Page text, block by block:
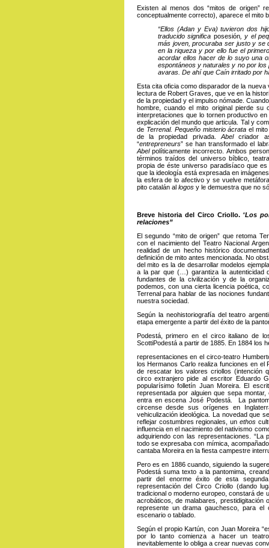
Existen al menos dos “mitos de origen”
conceptualmente correcto), aparece el mito
“Ellos (Adan y Eva) tuvieron dos
traducido significa posesión, y el
más joven, procuraba ser justo y se
en la riqueza y por ello fue el
acordar ellos hacer de lo suyo una
espontáneos y naturales y no por
avaras. De ahí que Caín irritado por
Esta cita oficia como disparador de la
lectura de Robert Graves, que ve en la
de la propiedad y el impulso nómade.
hombre, cuando el mito original pierde
interpretaciones que lo tornen productivo
explicación del mundo que articula. Tal y
de Terrenal. Pequeño misterio ácrata el
de la propiedad privada.Abelcriador
“entrepreneurs” se han transformado el
Abelpolíticamente incorrecto. Ambos
términos traídos del universo bíblico,
propia de éste universo paradisíaco que
que la ideología está expresada en
la esfera de lo afectivo y se vuelve
pito catalán al logosy le demuestra que no
Breve historia del Circo Criollo.“Los
relaciones”
El segundo “mito de origen” que retoma
con el nacimiento del Teatro Nacional
realidad de un hecho histórico
definición de mito antes mencionada. No
del mito es la de desarrollar modelos
a la par que (…) garantiza la
fundantes de la civilización y de la
podemos, con una cierta licencia poética,
Terrenal para hablar de las nociones
nuestra sociedad.
Según la neohistoriografía del teatro
etapa emergente a partir del éxito de la
Podestá, primero en el circo italiano de
ScottiPodestá a partir de 1885. En 1884 los
representaciones en el circo-teatro
los Hermanos Carlo realiza funciones en el
de rescatar los valores criollos (intención
circo extranjero pide al escritor Eduardo
popularísimo folletín Juan Moreira. El
representada por alguien que sepa
entra en escena José Podestá. La
circense desde sus orígenes en
vehiculización ideológica. La novedad que
reflejar costumbres regionales, unethos
influencia en el nacimiento del nativismo
adquiriendo con las representaciones.
todo se expresaba con mímica,
cantaba Moreira en la fiesta campestre
Pero es en 1886 cuando, siguiendo la
Podestá suma texto a la pantomima,
partir del enorme éxito de esta
representación del Circo Criollo (dando
tradicional o moderno europeo, constará de
acrobáticos, de malabares,
represente un drama gauchesco, para
escenario o tablado.
Según el propio Kartún, con Juan Moreira
por lo tanto comienza a hacer un
inevitablemente lo obliga a crear nuevas